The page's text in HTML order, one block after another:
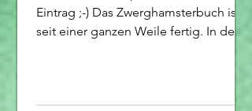
Eintrag ;-) Das Zwerghamsterbuch ist
seit einer ganzen Weile fertig. In der